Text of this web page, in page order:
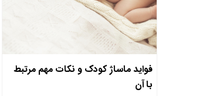
فواید ماساژ کودک و نکات مهم مرتبط
با آن